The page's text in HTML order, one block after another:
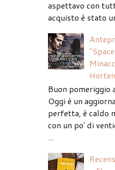
aspettavo con
acquisto è stato
Horten
Buon pomeriggio
Oggi è un
perfetta, è caldo
con un po' di
...